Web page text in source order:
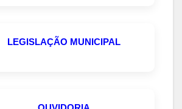
LEGISLAÇÃO MUNICIPAL